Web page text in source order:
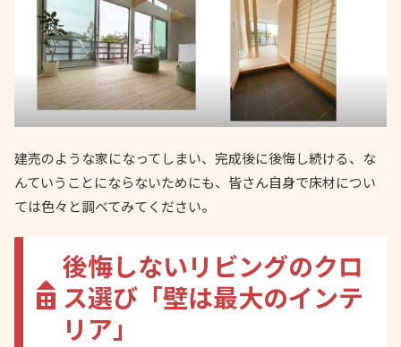
建売のような家になってしまい、完成後に後悔し続ける、な
んていうことにならないためにも、皆さん自身で床材につい
ては色々と調べてみてください。
後悔しないリビングのクロ
ス選び「壁は最大のインテ
リア」